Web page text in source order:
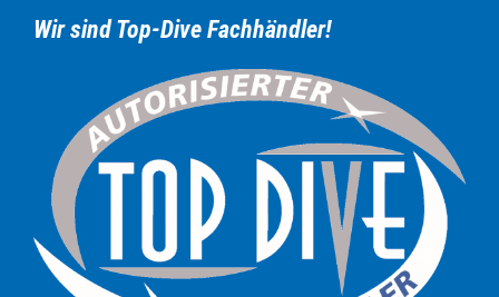
Wir sind Top-Dive Fachhändler!